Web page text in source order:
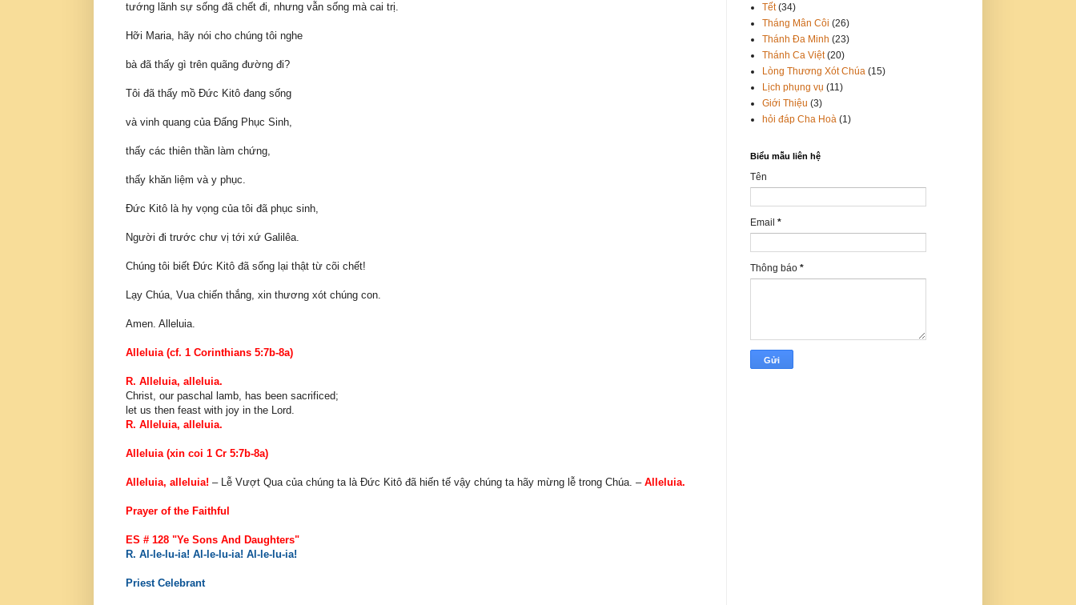
tướng lãnh sự sống đã chết đi, nhưng vẫn sống mà cai trị.
Hỡi Maria, hãy nói cho chúng tôi nghe
bà đã thấy gì trên quãng đường đi?
Tôi đã thấy mồ Ðức Kitô đang sống
và vinh quang của Ðấng Phục Sinh,
thấy các thiên thần làm chứng,
thấy khăn liệm và y phục.
Ðức Kitô là hy vọng của tôi đã phục sinh,
Người đi trước chư vị tới xứ Galilêa.
Chúng tôi biết Ðức Kitô đã sống lại thật từ cõi chết!
Lạy Chúa, Vua chiến thắng, xin thương xót chúng con.
Amen. Alleluia.
Alleluia (cf. 1 Corinthians 5:7b-8a)
R. Alleluia, alleluia.
Christ, our paschal lamb, has been sacrificed;
let us then feast with joy in the Lord.
R. Alleluia, alleluia.
Alleluia (xin coi 1 Cr 5:7b-8a)
Alleluia, alleluia! – Lễ Vượt Qua của chúng ta là Ðức Kitô đã hiến tế vậy chúng ta hãy mừng lễ trong Chúa. – Alleluia.
Prayer of the Faithful
ES # 128 "Ye Sons And Daughters"
R. Al-le-lu-ia! Al-le-lu-ia! Al-le-lu-ia!
Priest Celebrant
Tết (34)
Tháng Mân Côi (26)
Thánh Đa Minh (23)
Thánh Ca Việt (20)
Lòng Thương Xót Chúa (15)
Lịch phụng vụ (11)
Giới Thiệu (3)
hỏi đáp Cha Hoà (1)
Biểu mẫu liên hệ
Tên
Email *
Thông báo *